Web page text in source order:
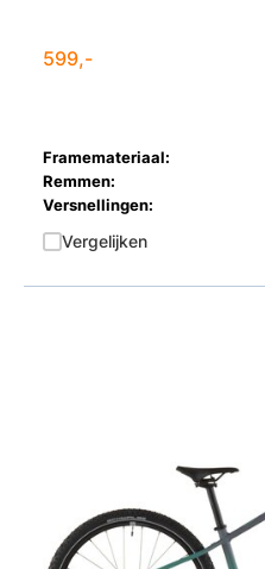
599,-
Framemateriaal:
Remmen:
Versnellingen:
Vergelijken